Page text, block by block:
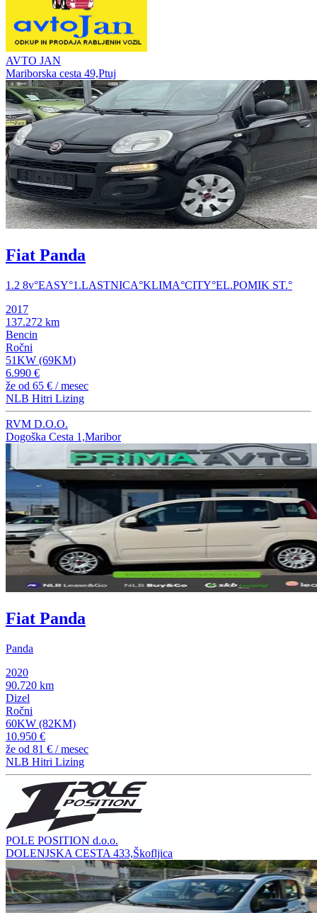
AVTO JAN
Mariborska cesta 49,Ptuj
Fiat Panda
1.2 8v°EASY°1.LASTNICA°KLIMA°CITY°EL.POMIK ST.°
2017
137.272 km
Bencin
Ročni
51KW (69KM)
6.990 €
že od 65 € / mesec
NLB Hitri Lizing
RVM D.O.O.
Dogoška Cesta 1,Maribor
Fiat Panda
Panda
2020
90.720 km
Dizel
Ročni
60KW (82KM)
10.950 €
že od 81 € / mesec
NLB Hitri Lizing
POLE POSITION d.o.o.
DOLENJSKA CESTA 433,Škofljica